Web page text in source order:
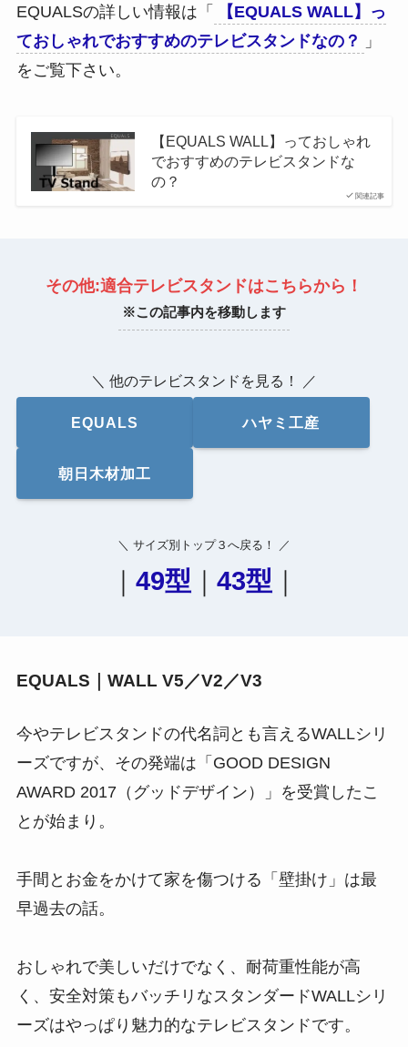
EQUALSの詳しい情報は「
【EQUALS WALL】っ
ておしゃれでおすすめのテレビスタンドなの？
」
をご覧下さい。
関連記事
【EQUALS WALL】っておしゃれ
でおすすめのテレビスタンドな
の？
その他:適合テレビスタンドはこちらから！
※この記事内を移動します
＼ 他のテレビスタンドを見る！ ／
EQUALS ハヤミ工産
朝日木材加工
＼ サイズ別トップ３へ戻る！ ／
｜ 49型 ｜ 43型 ｜
EQUALS｜WALL V5／V2／V3
今やテレビスタンドの代名詞とも言えるWALLシリ
ーズですが、その発端は 「GOOD DESIGN
AWARD 2017（グッドデザイン）」を受賞 したこ
とが始まり。
手間とお金をかけて家を傷つける「壁掛け」は最
早過去の話。
おしゃれで美しいだけでなく、耐荷重性能が高
く、安全対策もバッチリな スタンダードWALLシリ
ーズはやっぱり魅力的なテレビスタンドです。